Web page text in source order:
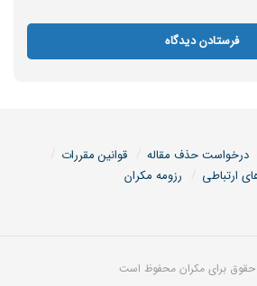
درخواست حذف مقاله
قوانین مقررات
ارتباطی
رزومه مکران
حقوق برای مکران محفوظ است